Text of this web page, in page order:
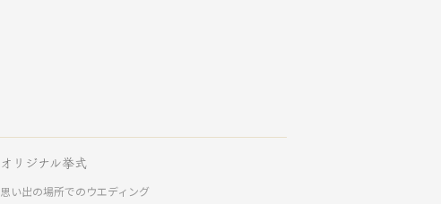
オリジナル挙式
思い出の場所でのウエディング